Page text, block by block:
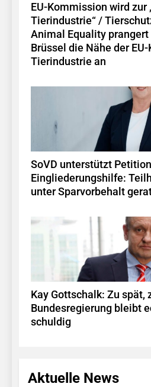
EU-Kommission wird zur
Tierindustrie“ /
Animal Equality
Brüssel die Nähe der
Tierindustrie an
SoVD unterstützt
Eingliederungshilfe:
unter Sparvorbehalt
Kay Gottschalk: Zu spät,
Bundesregierung bleibt
schuldig
Aktuelle News